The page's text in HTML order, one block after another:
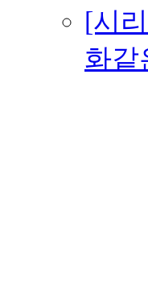
[시
화같